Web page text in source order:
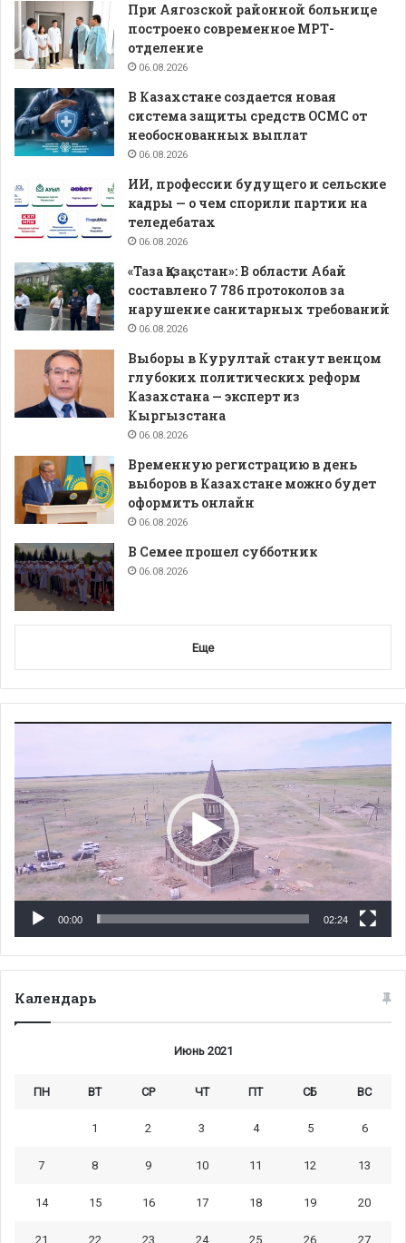
При Аягозской районной больнице
построено современное МРТ-
отделение
06.08.2026
В Казахстане создается новая
система защиты средств ОСМС от
необоснованных выплат
06.08.2026
ИИ, профессии будущего и сельские
кадры — о чем спорили партии на
теледебатах
06.08.2026
«Таза Қазақстан»: В области Абай
составлено 7 786 протоколов за
нарушение санитарных требований
06.08.2026
Выборы в Курултай станут венцом
глубоких политических реформ
Казахстана — эксперт из
Кыргызстана
06.08.2026
Временную регистрацию в день
выборов в Казахстане можно будет
оформить онлайн
06.08.2026
В Семее прошел субботник
06.08.2026
Еще
00:00 02:24
Календарь
Июнь 2021
ПН ВТ СР ЧТ ПТ СБ ВС
1 2 3 4 5 6
7 8 9 10 11 12 13
14 15 16 17 18 19 20
21 22 23 24 25 26 27